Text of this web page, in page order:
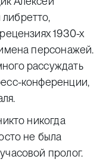
1930-х
персонажей.
рассуждать
конференции,
никогда
не была
пролог.